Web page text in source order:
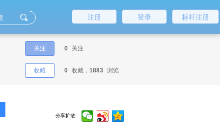
标杆注册
登录
注册
关注 0 关注
收藏 0 收藏， 1883 浏览
分享扩散: